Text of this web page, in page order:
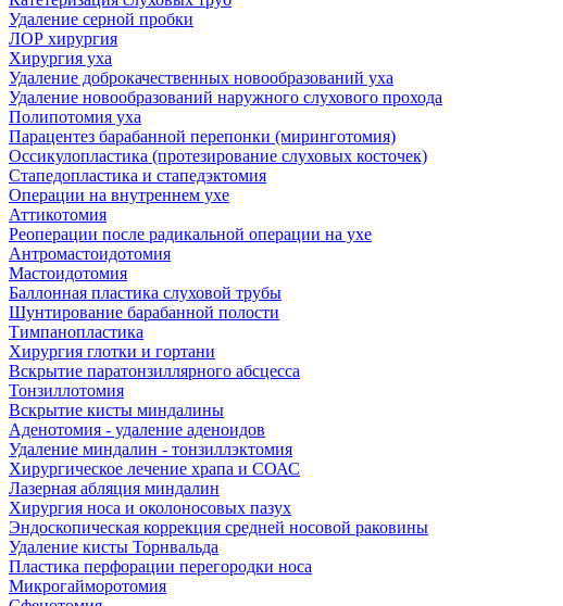
Удаление серной пробки
ЛОР хирургия
Хирургия уха
Удаление доброкачественных новообразований уха
Удаление новообразований наружного слухового прохода
Полипотомия уха
Парацентез барабанной перепонки (миринготомия)
Оссикулопластика (протезирование слуховых косточек)
Стапедопластика и стапедэктомия
Операции на внутреннем ухе
Аттикотомия
Реоперации после радикальной операции на ухе
Антромастоидотомия
Мастоидотомия
Баллонная пластика слуховой трубы
Шунтирование барабанной полости
Тимпанопластика
Хирургия глотки и гортани
Вскрытие паратонзиллярного абсцесса
Тонзиллотомия
Вскрытие кисты миндалины
Аденотомия - удаление аденоидов
Удаление миндалин - тонзиллэктомия
Хирургическое лечение храпа и СОАС
Лазерная абляция миндалин
Хирургия носа и околоносовых пазух
Эндоскопическая коррекция средней носовой раковины
Удаление кисты Торнвальда
Пластика перфорации перегородки носа
Микрогайморотомия